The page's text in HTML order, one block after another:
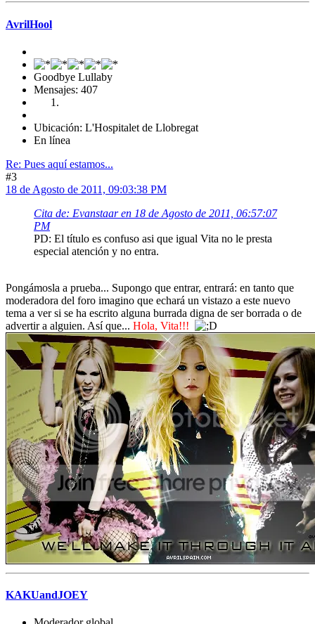
AvrilHool
Goodbye Lullaby
Mensajes: 407
Ubicación: L'Hospitalet de Llobregat
En línea
Re: Pues aquí estamos...
#3
18 de Agosto de 2011, 09:03:38 PM
Cita de: Evanstaar en 18 de Agosto de 2011, 06:57:07
PM
PD: El título es confuso asi que igual Vita no le presta
especial atención y no entra.
Pongámosla a prueba... Supongo que entrar, entrará: en tanto que
moderadora del foro imagino que echará un vistazo a este nuevo
tema a ver si se ha escrito alguna burrada digna de ser borrada o de
advertir a alguien. Así que... Hola, Vita!!!
KAKUandJOEY